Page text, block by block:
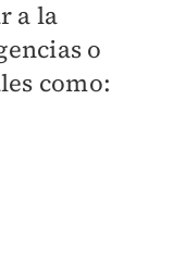
a la
o
como: